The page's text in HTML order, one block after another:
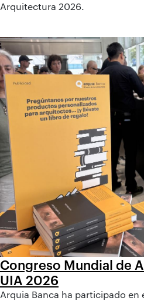
Arquitectura 2026.
Congreso Mundial de
UIA 2026
Arquia Banca ha participado en